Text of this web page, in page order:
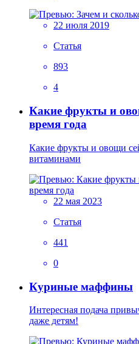
22 июля 2019
Статья
893
4
Какие фрукты и
время года
Какие фрукты и овощи
витаминами
22 мая 2023
Статья
441
0
Куриные маффины
Интересная подача
даже детям!